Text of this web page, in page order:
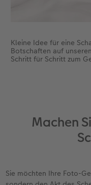
Kleine Idee für eine
Botschaften auf
Schritt für Schritt zum
Machen
Sie möchten Ihre Foto-